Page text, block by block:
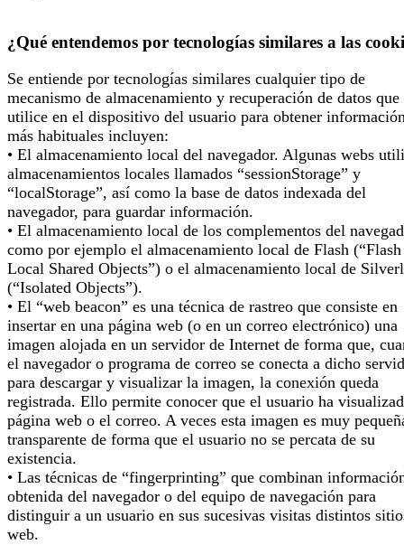
¿Qué entendemos por tecnologías similares a las
Se entiende por tecnologías similares cualquier tipo de
mecanismo de almacenamiento y recuperación de datos que
utilice en el dispositivo del usuario para obtener
más habituales incluyen:
• El almacenamiento local del navegador. Algunas webs
almacenamientos locales llamados “sessionStorage” y
“localStorage”, así como la base de datos indexada del
navegador, para guardar información.
• El almacenamiento local de los complementos del
como por ejemplo el almacenamiento local de Flash (“Flash
Local Shared Objects”) o el almacenamiento local de
(“Isolated Objects”).
• El “web beacon” es una técnica de rastreo que consiste en
insertar en una página web (o en un correo electrónico) una
imagen alojada en un servidor de Internet de forma que,
el navegador o programa de correo se conecta a dicho
para descargar y visualizar la imagen, la conexión queda
registrada. Ello permite conocer que el usuario ha
página web o el correo. A veces esta imagen es muy
transparente de forma que el usuario no se percata de su
existencia.
• Las técnicas de “fingerprinting” que combinan
obtenida del navegador o del equipo de navegación para
distinguir a un usuario en sus sucesivas visitas distintos
web.